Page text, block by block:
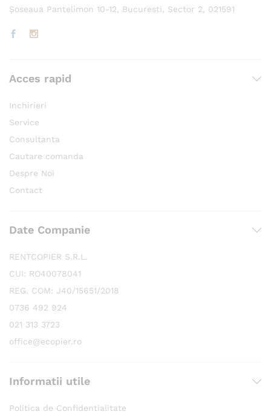
Șoseaua Pantelimon 10-12, Bucuresti, Sector 2, 021591
Acces rapid
Inchirieri
Service
Consultanta
Cautare comanda
Despre Noi
Contact
Date Companie
RENTCOPIER S.R.L.
CUI: RO40078041
REG. COM: J40/15651/2018
0736 492 924
021 313 3723
office@ecopier.ro
Informatii utile
Politica de Confidentialitate